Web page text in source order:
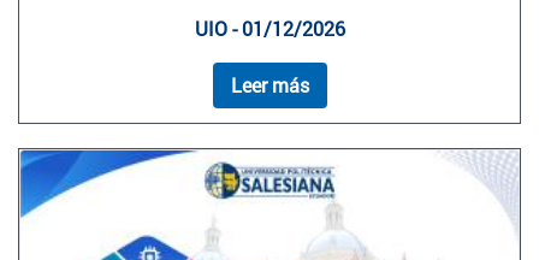
UIO - 01/12/2026
Leer más